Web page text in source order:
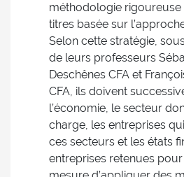
méthodologie rigoureuse
titres basée sur
Selon cette stratégie,
de leurs professeurs
Deschênes CFA et
CFA, ils doivent
l’économie, le secteur
charge, les entreprises
ces secteurs et les états
entreprises retenues